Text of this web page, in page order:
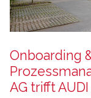
Onboarding
AG trifft AUDI